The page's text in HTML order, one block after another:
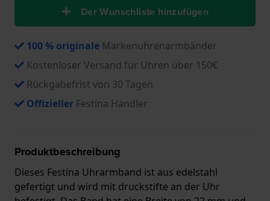
Der Wunschliste hinzufügen
100 % originale Markenuhrenarmbänder
Kostenloser Versand für Uhren über 150€
Rückgabefrist von 30 Tagen
Offizieller Festina Händler
Produktbeschreibung
Dieses Festina Uhrarmband ist aus edelstahl
gefertigt und wird mit druckstifte an der Uhr